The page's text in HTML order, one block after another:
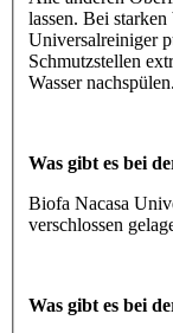
lassen. Bei
Universalreiniger
Schmutzstellen
Wasser nachspülen.
Was gibt es bei
Biofa Nacasa
verschlossen
Was gibt es bei